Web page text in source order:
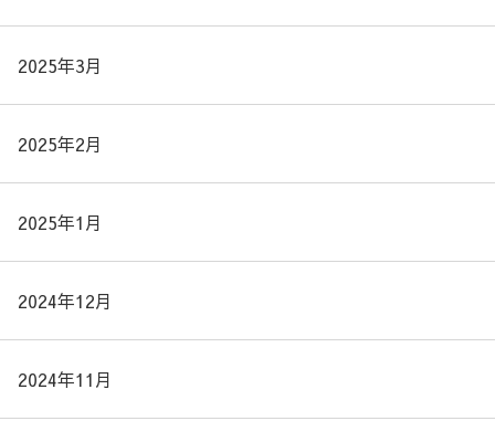
2025年3月
2025年2月
2025年1月
2024年12月
2024年11月